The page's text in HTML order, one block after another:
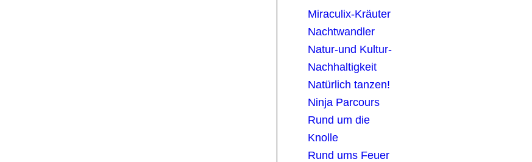
Miraculix-Kräuter
Nachtwandler
Natur-und Kultur-
Nachhaltigkeit
Natürlich tanzen!
Ninja Parcours
Rund um die
Knolle
Rund ums Feuer